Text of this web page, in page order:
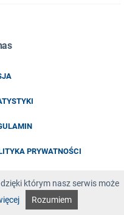
PRYWATNOŚCI
którym nasz serwis może
Rozumiem